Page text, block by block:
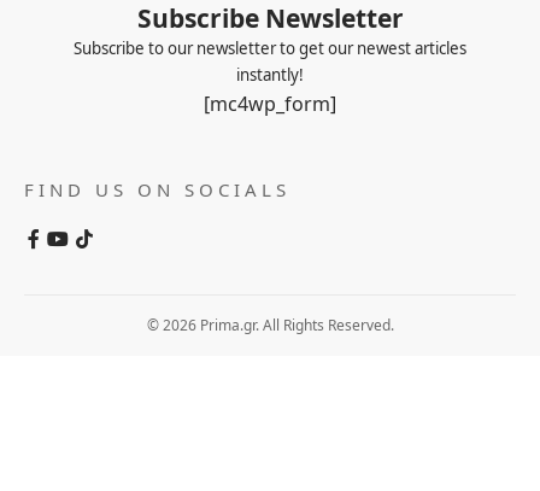
Subscribe Newsletter
Subscribe to our newsletter to get our newest articles
instantly!
[mc4wp_form]
FIND US ON SOCIALS
© 2026 Prima.gr. All Rights Reserved.